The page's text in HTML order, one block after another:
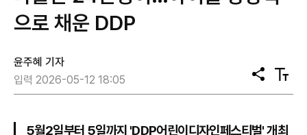
으로 채운 DDP
윤주혜 기자
입력 2026-05-12 18:05
공
유
텍
스
기
5월2일부터 5일까지 'DDP어린이디자인페스티벌' 개최